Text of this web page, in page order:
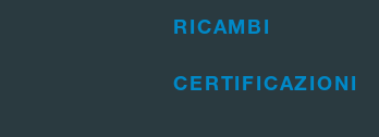
RICAMBI
CERTIFICAZIONI